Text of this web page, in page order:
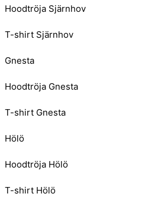
Hoodtröja Sjärnhov
T-shirt Sjärnhov
Gnesta
Hoodtröja Gnesta
T-shirt Gnesta
Hölö
Hoodtröja Hölö
T-shirt Hölö